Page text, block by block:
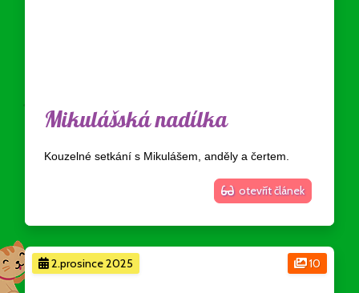
Mikulášská nadílka
Kouzelné setkání s Mikulášem, anděly a čertem.
otevřít článek
10
2.prosince 2025